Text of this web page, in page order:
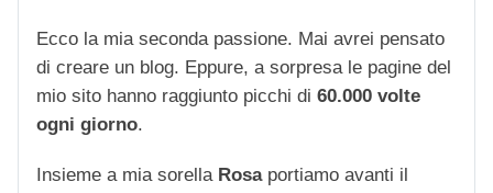
Ecco la mia seconda passione. Mai avrei pensato
di creare un blog. Eppure, a sorpresa le pagine del
mio sito hanno raggiunto picchi di 60.000 volte
ogni giorno.
Insieme a mia sorella Rosaportiamo avanti il